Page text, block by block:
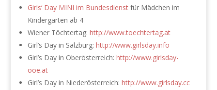
Girls‘ Day MINI im Bundesdienstfür Mädchen im
Kindergarten ab 4
Wiener Töchtertag: http://www.toechtertag.at
Girl’s Day in Salzburg: http://www.girlsday.info
Girl’s Day in Oberösterreich: http://www.girlsday-
ooe.at
Girl’s Day in Niederösterreich: http://www.girlsday.cc